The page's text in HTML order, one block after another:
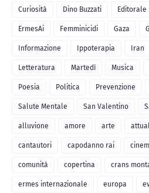
Curiosità Dino Buzzati Editorale
ErmesAi Femminicidi Gaza
Informazione Ippoterapia Iran
Letteratura Martedì Musica
Poesia Politica Prevenzione
Salute Mentale San Valentino
alluvione amore arte
cantautori capodanno rai
comunità copertina crans
ermes internazionale europa